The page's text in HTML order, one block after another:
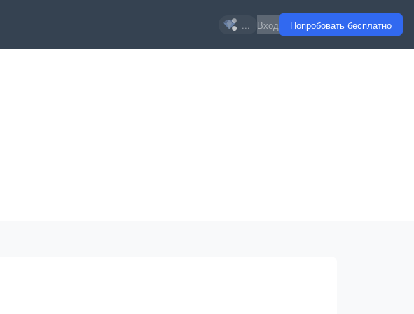
... Вход Попробовать бесплатно